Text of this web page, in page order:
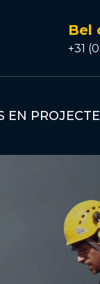
Bel
+31
EN